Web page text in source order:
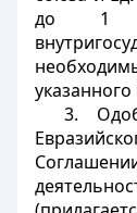
до 1
3.